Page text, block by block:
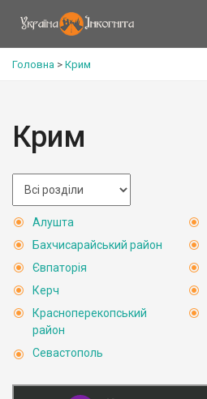
Головна > Крим
Крим
Алушта
Бахчисарайський район
Євпаторія
Керч
Красноперекопський
район
Севастополь